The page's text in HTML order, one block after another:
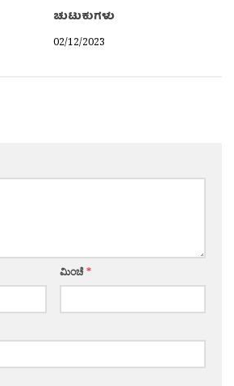
ಚುಟುಕುಗಳು
02/12/2023
ಮಿಂಚೆ*